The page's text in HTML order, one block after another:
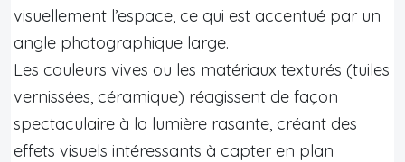
visuellement l’espace, ce qui est accentué par un
angle photographique large.
Les couleurs vives ou les matériaux texturés (tuiles
vernissées, céramique) réagissent de façon
spectaculaire à la lumière rasante, créant des
effets visuels intéressants à capter en plan